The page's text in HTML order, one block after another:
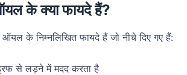
के क्या फायदे हैं?
ऑयल के निम्नलिखित फायदे हैं जो नीचे दिए गए हैं:
से लड़ने में मदद करता है